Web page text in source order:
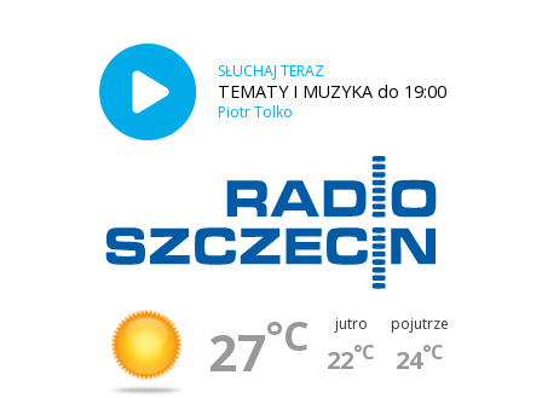
SŁUCHAJ TERAZ
TEMATY I MUZYKA do 19:00
Piotr Tolko
27°C jutro
22°C
pojutrze
24°C